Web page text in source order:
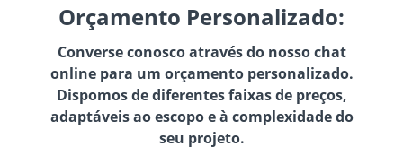
Orçamento Personalizado:
Converse conosco através do nosso chat
online para um orçamento personalizado.
Dispomos de diferentes faixas de preços,
adaptáveis ao escopo e à complexidade do
seu projeto.